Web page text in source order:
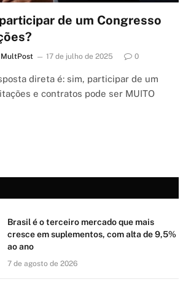
de um Congresso
MultPost 17 de julho de 2025 0
direta é: sim, participar de um
e contratos pode ser MUITO
Brasil é o terceiro mercado que mais
cresce em suplementos, com alta de 9,5%
ao ano
7 de agosto de 2026